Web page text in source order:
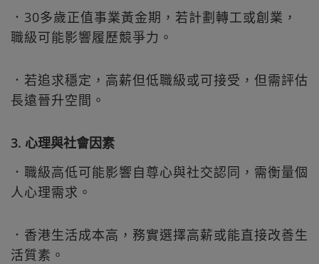
．30多歲正值事業黃金期，若計劃轉工或創業，
職級可能影響履歷競爭力。
．若追求穩定，高薪但低職級或可接受，但需評估
長遠晉升空間。
3. 心理與社會因素
．職級高低可能影響自尊心與社交認同，需衡量個
人心理需求。
．香港生活成本高，務實選擇高薪或能直接改善生
活質素。